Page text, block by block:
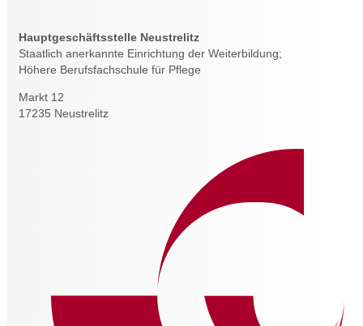
Hauptgeschäftsstelle Neustrelitz
Staatlich anerkannte Einrichtung der Weiterbildung;
Höhere Berufsfachschule für Pflege
Markt 12
17235 Neustrelitz